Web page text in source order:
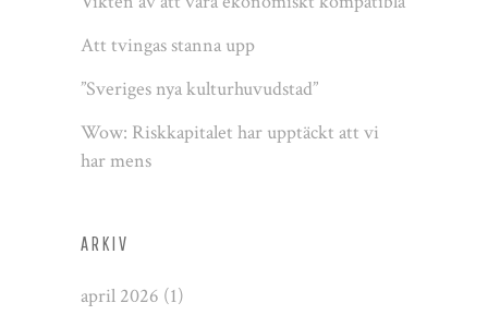
Att tvingas stanna upp
”Sveriges nya kulturhuvudstad”
Wow: Riskkapitalet har upptäckt att vi
har mens
ARKIV
april 2026 (1)